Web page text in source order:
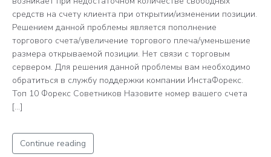
средств на счету клиента при открытии/изменении позиции.
Решением данной проблемы является пополнение
торгового счета/увеличение торгового плеча/уменьшение
размера открываемой позиции. Нет связи с торговым
сервером. Для решения данной проблемы вам необходимо
обратиться в службу поддержки компании ИнстаФорекс.
Топ 10 Форекс Советников Назовите номер вашего счета
[…]
Continue reading